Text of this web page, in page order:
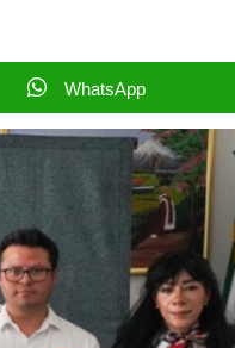
WhatsApp